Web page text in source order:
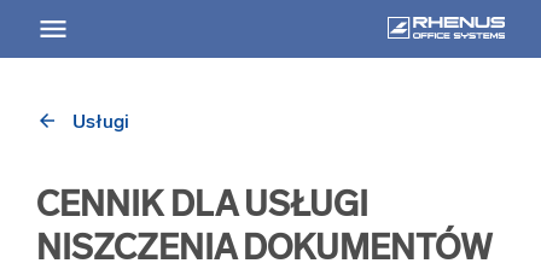
USŁUGI
arrow_back Usługi
CENNIK DLA USŁUGI
NISZCZENIA DOKUMENTÓW